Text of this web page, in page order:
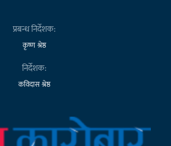
प्रबन्ध निर्देशक:
कृष्ण श्रेष्ठ
निर्देशक:
कविदास श्रेष्ठ